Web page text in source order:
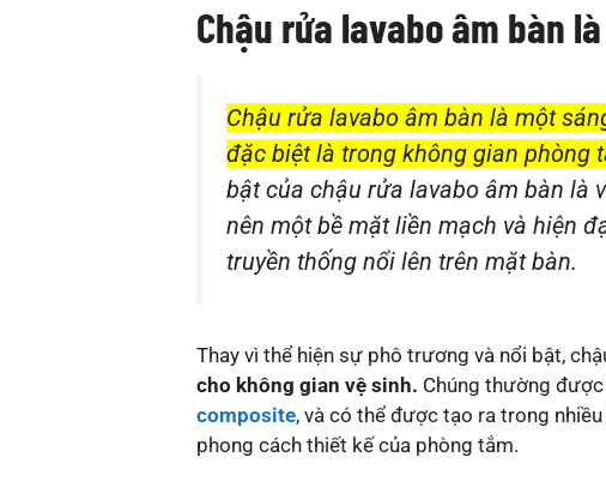
Chậu rửa lavabo âm bàn
Chậu rửa lavabo âm bàn là một
đặc biệt là trong không gian phòng
bật của chậu rửa lavabo âm bàn là
nên một bề mặt liền mạch và hiện
truyền thống nổi lên trên mặt bàn.
Thay vì thể hiện sự phô trương và nổi bật,
cho không gian vệ sinh. Chúng thường
composite, và có thể được tạo ra trong
phong cách thiết kế của phòng tắm.